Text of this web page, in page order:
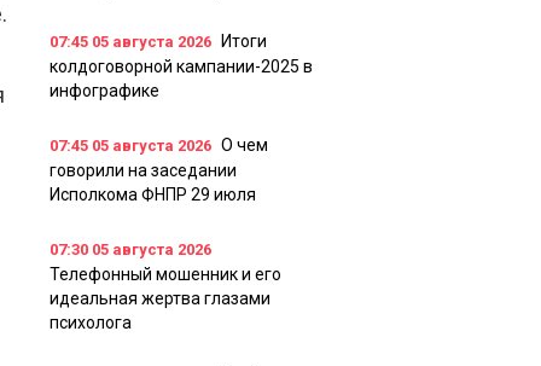
07:45 05 августа 2026
Итоги
колдоговорной кампании-2025 в
инфографике
07:45 05 августа 2026 О чем
говорили на заседании
Исполкома ФНПР 29 июля
07:30 05 августа 2026
Телефонный мошенник и его
идеальная жертва глазами
психолога